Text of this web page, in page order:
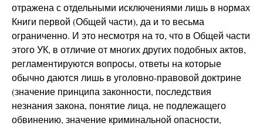
отражена с отдельными исключениями лишь в нормах
Книги первой (Общей части), да и то весьма
ограниченно. И это несмотря на то, что в Общей части
этого УК, в отличие от многих других подобных актов,
регламентируются вопросы, ответы на которые
обычно даются лишь в уголовно-правовой доктрине
(значение принципа законности, последствия
незнания закона, понятие лица, не подлежащего
обвинению, значение криминальной опасности,